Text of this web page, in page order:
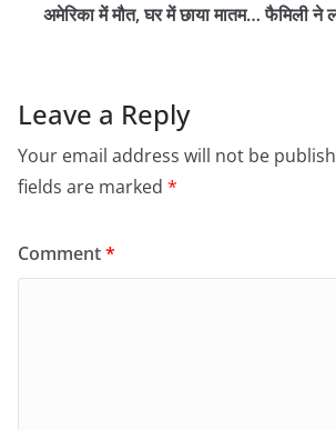
अमेरिका में मौत, घर में छाया मातम… फैमिली ने
Leave a Reply
Your email address will not be
fields are marked *
Comment*